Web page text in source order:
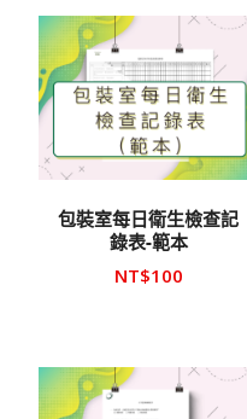
包裝室每日衛生檢查記
錄表-範本
NT$100